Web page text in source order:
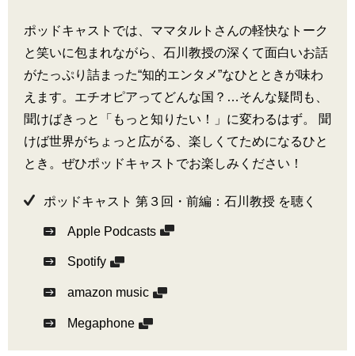
ポッドキャストでは、ママタルトさんの軽快なトーク
と笑いに包まれながら、石川教授の深くて面白いお話
がたっぷり詰まった“知的エンタメ”なひとときが味わ
えます。エチオピアってどんな国？…そんな疑問も、
聞けばきっと「もっと知りたい！」に変わるはず。 聞
けば世界がちょっと広がる、楽しくてためになるひと
とき。ぜひポッドキャストでお楽しみください！
ポッドキャスト 第３回・前編：石川教授 を聴く
Apple Podcasts
Spotify
amazon music
Megaphone